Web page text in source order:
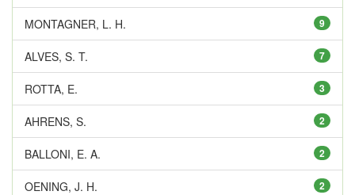
9
MONTAGNER, L. H.
7
ALVES, S. T.
3
ROTTA, E.
2
AHRENS, S.
2
BALLONI, E. A.
2
OENING, J. H.